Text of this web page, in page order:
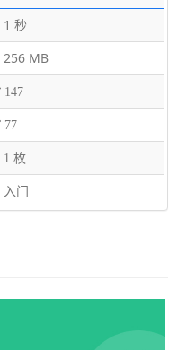
1 秒
256 MB
147
77
1 枚
入门